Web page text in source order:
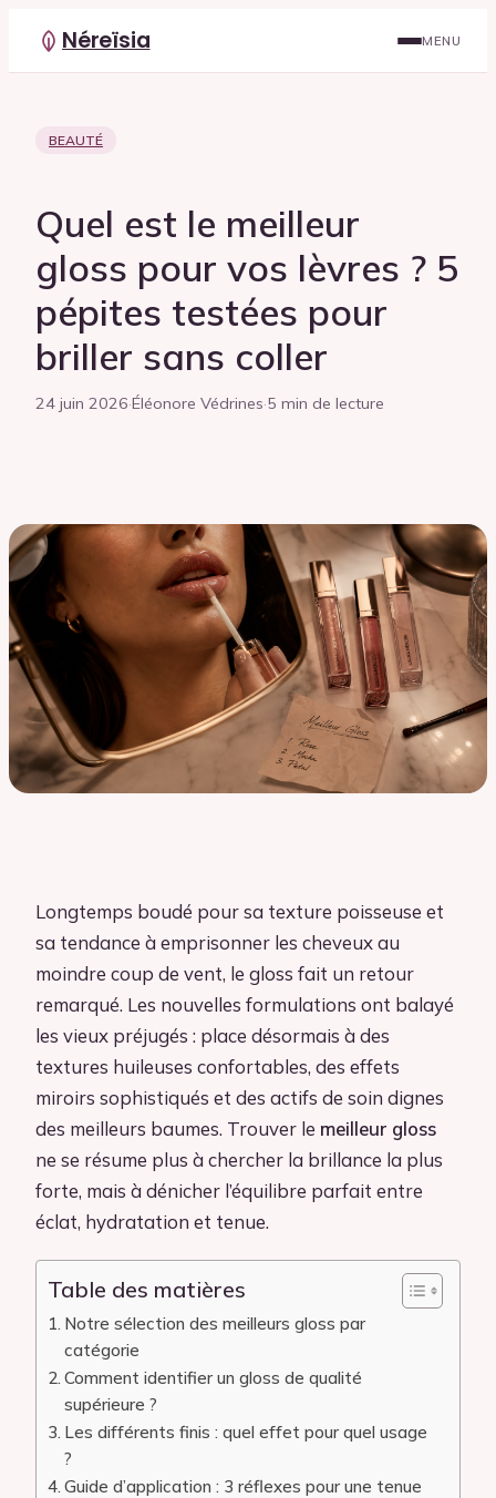
Néreïsia MENU
BEAUTÉ
Quel est le meilleur
gloss pour vos lèvres ? 5
pépites testées pour
briller sans coller
24 juin 2026·Éléonore Védrines·5 min de lecture
Longtemps boudé pour sa texture poisseuse et
sa tendance à emprisonner les cheveux au
moindre coup de vent, le gloss fait un retour
remarqué. Les nouvelles formulations ont balayé
les vieux préjugés : place désormais à des
textures huileuses confortables, des effets
miroirs sophistiqués et des actifs de soin dignes
des meilleurs baumes. Trouver le meilleur gloss
ne se résume plus à chercher la brillance la plus
forte, mais à dénicher l’équilibre parfait entre
éclat, hydratation et tenue.
Table des matières
Notre sélection des meilleurs gloss par
catégorie
Comment identifier un gloss de qualité
supérieure ?
Les différents finis : quel effet pour quel usage
?
Guide d’application : 3 réflexes pour une tenue